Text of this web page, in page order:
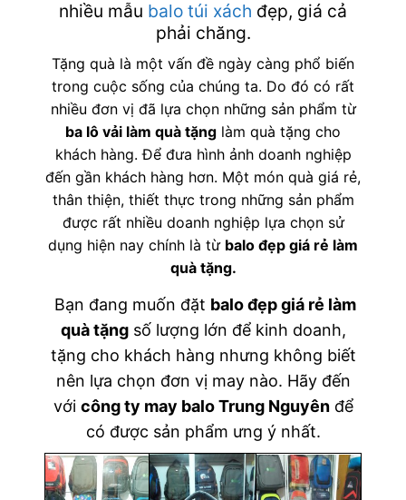
nhiều mẫu balo túi xách đẹp, giá cả
phải chăng.
Tặng quà là một vấn đề ngày càng phổ biến
trong cuộc sống của chúng ta. Do đó có rất
nhiều đơn vị đã lựa chọn những sản phẩm từ
ba lô vải làm quà tặng làm quà tặng cho
khách hàng. Để đưa hình ảnh doanh nghiệp
đến gần khách hàng hơn. Một món quà giá rẻ,
thân thiện, thiết thực trong những sản phẩm
được rất nhiều doanh nghiệp lựa chọn sử
dụng hiện nay chính là từ balo đẹp giá rẻ làm
quà tặng.
Bạn đang muốn đặt balo đẹp giá rẻ làm
quà tặngsố lượng lớn để kinh doanh,
tặng cho khách hàng nhưng không biết
nên lựa chọn đơn vị may nào. Hãy đến
với công ty may balo Trung Nguyênđể
có được sản phẩm ưng ý nhất.